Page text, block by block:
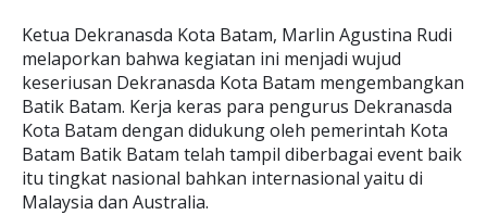
Ketua Dekranasda Kota Batam, Marlin Agustina Rudi
melaporkan bahwa kegiatan ini menjadi wujud
keseriusan Dekranasda Kota Batam mengembangkan
Batik Batam. Kerja keras para pengurus Dekranasda
Kota Batam dengan didukung oleh pemerintah Kota
Batam Batik Batam telah tampil diberbagai event baik
itu tingkat nasional bahkan internasional yaitu di
Malaysia dan Australia.